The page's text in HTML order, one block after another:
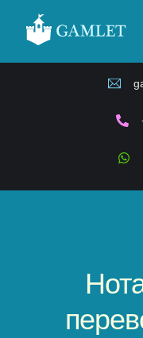
content